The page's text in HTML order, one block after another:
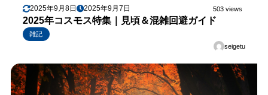
2025年9月8日 2025年9月7日 503 views
2025年コスモス特集｜見頃＆混雑回避ガイド
雑記
seigetu